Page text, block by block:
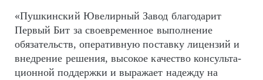
«Пушкинский Ювелирный Завод благодарит
Первый Бит за своевременное выполнение
обязательств, оперативную поставку лицензий и
внедрение решения, высокое качество кон­суль­та­
цион­ной поддержки и выражает надежду на